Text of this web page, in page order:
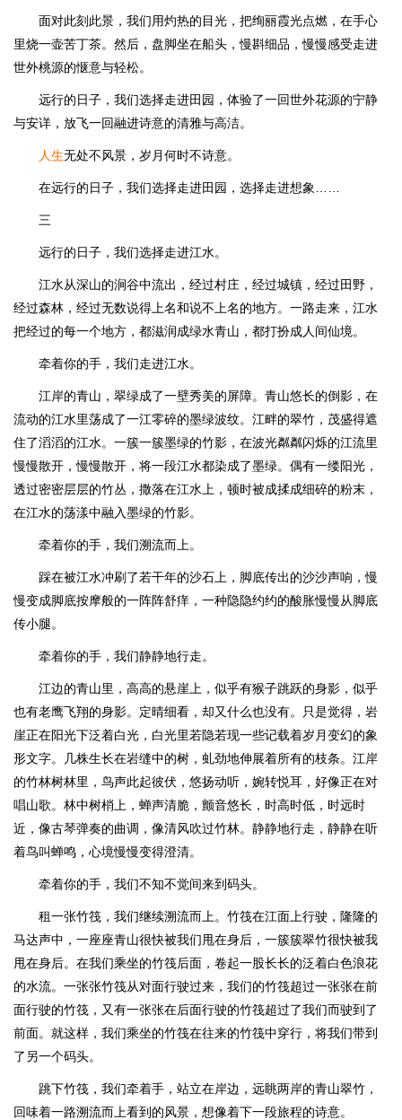
面对此刻此景，我们用灼热的目光，把绚丽霞光点燃，在手心
里烧一壶苦丁茶。然后，盘脚坐在船头，慢斟细品，慢慢感受走进
世外桃源的惬意与轻松。
远行的日子，我们选择走进田园，体验了一回世外花源的宁静
与安详，放飞一回融进诗意的清雅与高洁。
人生无处不风景，岁月何时不诗意。
在远行的日子，我们选择走进田园，选择走进想象……
三
远行的日子，我们选择走进江水。
江水从深山的涧谷中流出，经过村庄，经过城镇，经过田野，
经过森林，经过无数说得上名和说不上名的地方。一路走来，江水
把经过的每一个地方，都滋润成绿水青山，都打扮成人间仙境。
牵着你的手，我们走进江水。
江岸的青山，翠绿成了一壁秀美的屏障。青山悠长的倒影，在
流动的江水里荡成了一江零碎的墨绿波纹。江畔的翠竹，茂盛得遮
住了滔滔的江水。一簇一簇墨绿的竹影，在波光粼粼闪烁的江流里
慢慢散开，慢慢散开，将一段江水都染成了墨绿。偶有一缕阳光，
透过密密层层的竹丛，撒落在江水上，顿时被成揉成细碎的粉末，
在江水的荡漾中融入墨绿的竹影。
牵着你的手，我们溯流而上。
踩在被江水冲刷了若干年的沙石上，脚底传出的沙沙声响，慢
慢变成脚底按摩般的一阵阵舒痒，一种隐隐约约的酸胀慢慢从脚底
传小腿。
牵着你的手，我们静静地行走。
江边的青山里，高高的悬崖上，似乎有猴子跳跃的身影，似乎
也有老鹰飞翔的身影。定晴细看，却又什么也没有。只是觉得，岩
崖正在阳光下泛着白光，白光里若隐若现一些记载着岁月变幻的象
形文字。几株生长在岩缝中的树，虬劲地伸展着所有的枝条。江岸
的竹林树林里，鸟声此起彼伏，悠扬动听，婉转悦耳，好像正在对
唱山歌。林中树梢上，蝉声清脆，颤音悠长，时高时低，时远时
近，像古琴弹奏的曲调，像清风吹过竹林。静静地行走，静静在听
着鸟叫蝉鸣，心境慢慢变得澄清。
牵着你的手，我们不知不觉间来到码头。
租一张竹筏，我们继续溯流而上。竹筏在江面上行驶，隆隆的
马达声中，一座座青山很快被我们甩在身后，一簇簇翠竹很快被我
甩在身后。在我们乘坐的竹筏后面，卷起一股长长的泛着白色浪花
的水流。一张张竹筏从对面行驶过来，我们的竹筏超过一张张在前
面行驶的竹筏，又有一张张在后面行驶的竹筏超过了我们而驶到了
前面。就这样，我们乘坐的竹筏在往来的竹筏中穿行，将我们带到
了另一个码头。
跳下竹筏，我们牵着手，站立在岸边，远眺两岸的青山翠竹，
回味着一路溯流而上看到的风景，想像着下一段旅程的诗意。